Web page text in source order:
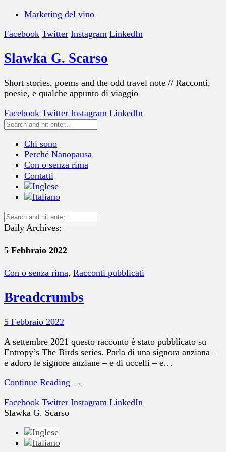
Marketing del vino
Facebook Twitter Instagram LinkedIn
Slawka G. Scarso
Short stories, poems and the odd travel note // Racconti,
poesie, e qualche appunto di viaggio
Facebook Twitter Instagram LinkedIn
Chi sono
Perché Nanopausa
Con o senza rima
Contatti
Daily Archives:
5 Febbraio 2022
Con o senza rima, Racconti pubblicati
Breadcrumbs
5 Febbraio 2022
A settembre 2021 questo racconto è stato pubblicato su
Entropy’s The Birds series. Parla di una signora anziana –
e adoro le signore anziane – e di uccelli – e…
Continue Reading →
Facebook Twitter Instagram LinkedIn
Slawka G. Scarso